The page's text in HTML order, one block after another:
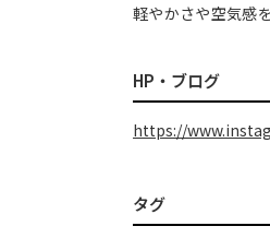
軽やかさや空気感
HP・ブログ
https://
タグ